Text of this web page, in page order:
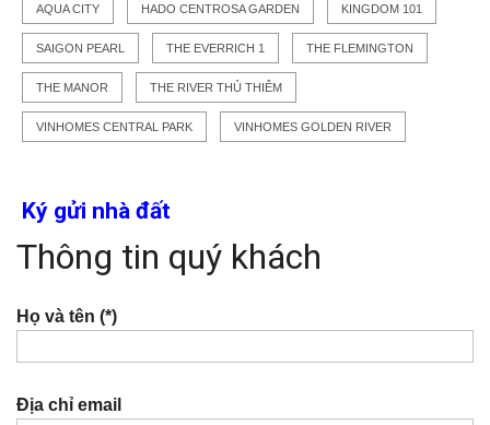
AQUA CITY HADO CENTROSA GARDEN KINGDOM 101
SAIGON PEARL THE EVERRICH 1 THE FLEMINGTON
THE MANOR THE RIVER THỦ THIÊM
VINHOMES CENTRAL PARK VINHOMES GOLDEN RIVER
Ký gửi nhà đất
Thông tin quý khách
Họ và tên (*)
Địa chỉ email